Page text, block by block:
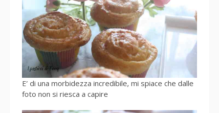
E’ di una morbidezza incredibile, mi spiace che dalle
foto non si riesca a capire